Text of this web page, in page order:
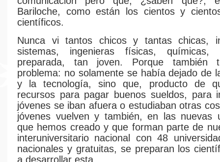
Bariloche, como están los cientos y
científicos.
Nunca vi tantos chicos y tantas chicas,
sistemas, ingenieras físicas, químicas,
preparada, tan joven. Porque también
problema: no solamente se había dejado de
y la tecnología, sino que, producto de
recursos para pagar buenos sueldos, para
jóvenes se iban afuera o estudiaban otras
jóvenes vuelven y también, en las nuevas
que hemos creado y que forman parte de
interuniversitario nacional con 48
nacionales y gratuitas, se preparan los
a desarrollar esta